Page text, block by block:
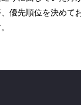
優先順位を決めて